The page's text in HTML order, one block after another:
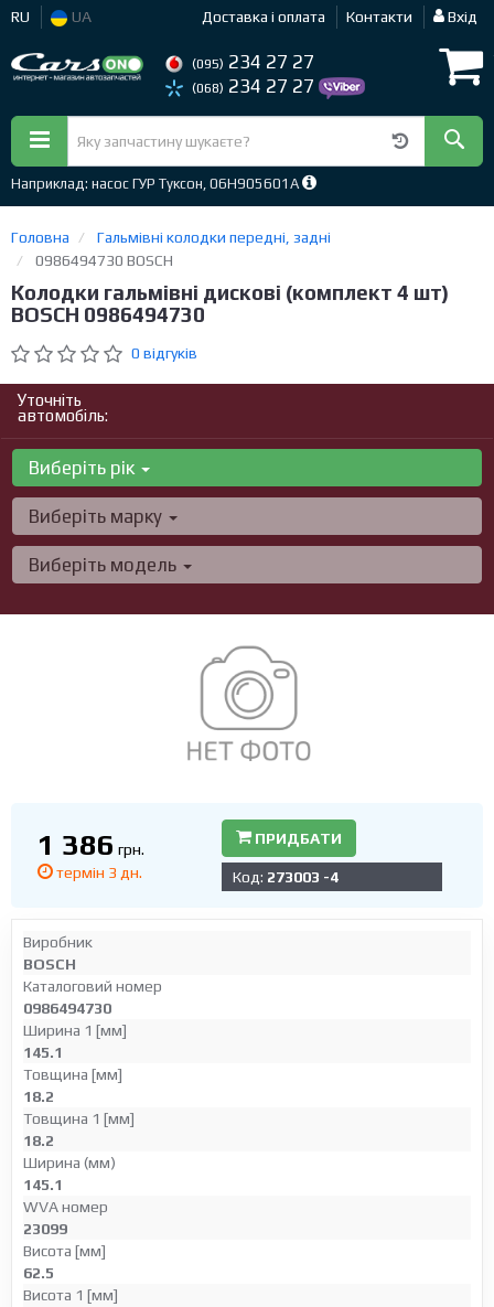
RU UA Доставка і оплата Контакти Вхід
(095) 234 27 27
(068) 234 27 27
Наприклад: насос ГУР Туксон, 06H905601A
Головна
Гальмівні колодки передні, задні
0986494730 BOSCH
Колодки гальмівні дискові (комплект 4 шт)
BOSCH 0986494730
0 відгуків
Уточніть
автомобіль:
Виберіть рік
Виберіть марку
Виберіть модель
1 386 грн.
термін 3 дн.
ПРИДБАТИ
Код: 273003 -4
Виробник
BOSCH
Каталоговий номер
0986494730
Ширина 1 [мм]
145.1
Товщина [мм]
18.2
Товщина 1 [мм]
18.2
Ширина (мм)
145.1
WVA номер
23099
Висота [мм]
62.5
Висота 1 [мм]